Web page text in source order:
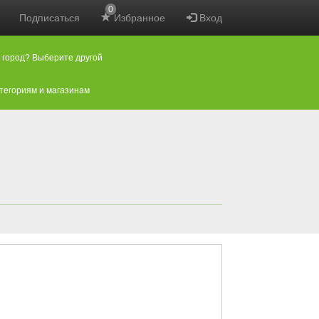
Подписаться Избранное
0
Вход
Выберите другой
и магазинам